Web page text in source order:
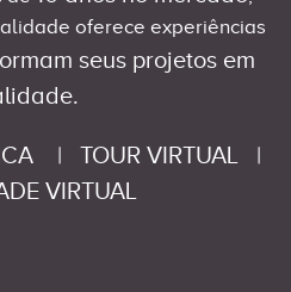
oferece experiências
seus projetos em
| TOUR VIRTUAL
|
VIRTUAL